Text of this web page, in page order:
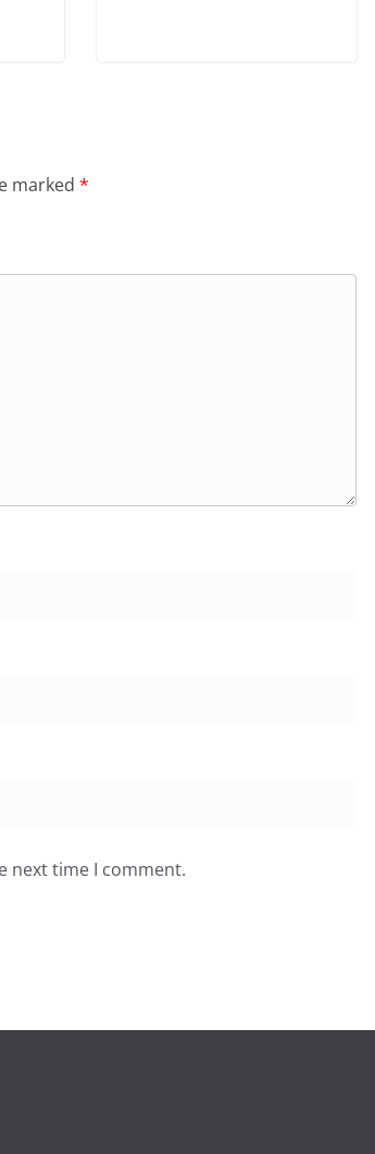
marked *
next time I comment.